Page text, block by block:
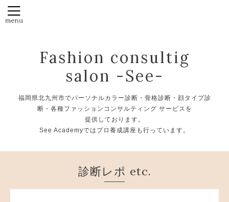
Fashion consultig
salon -See-
福岡県北九州市でパーソナルカラー診断・骨格診断・顔タイプ診
断・各種ファッションコンサルティング サービスを
提供しております。
See Academyではプロ養成講座も行っています。
診断レポ etc.